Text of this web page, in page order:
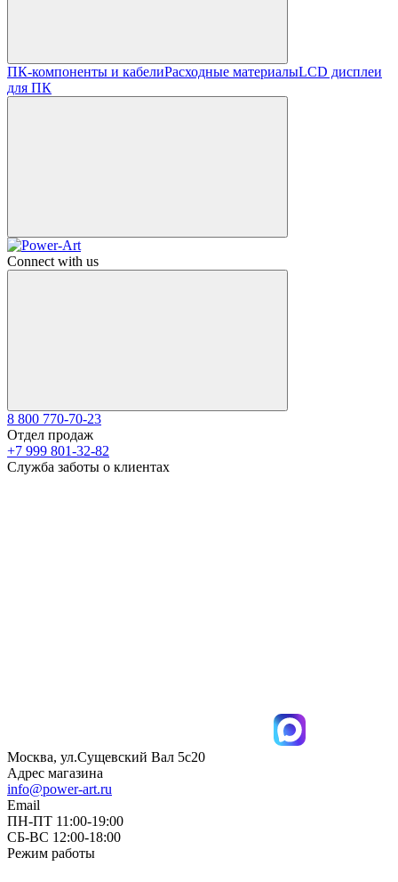
ПК-компоненты и кабелиРасходные материалыLCD дисплеи
для ПК
Connect with us
8 800 770-70-23
Отдел продаж
+7 999 801-32-82
Служба заботы о клиентах
Москва, ул.Сущевский Вал 5с20
Адрес магазина
info@power-art.ru
Email
ПН-ПТ 11:00-19:00
СБ-ВС 12:00-18:00
Режим работы